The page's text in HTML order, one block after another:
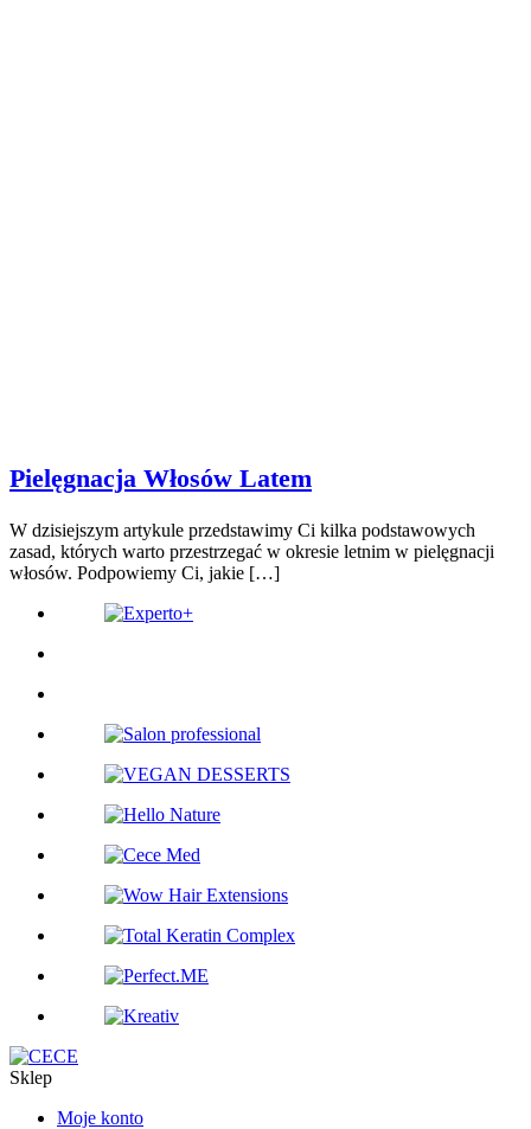
Pielęgnacja Włosów Latem
W dzisiejszym artykule przedstawimy Ci kilka podstawowych
zasad, których warto przestrzegać w okresie letnim w pielęgnacji
włosów. Podpowiemy Ci, jakie […]
Sklep
Moje konto